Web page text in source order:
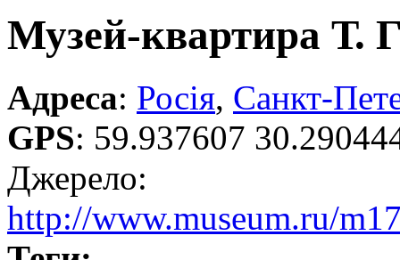
Музей-квартира Т.
Адреса: Росія, Санкт-
GPS: 59.937607
Джерело:
http://www.museum.ru/